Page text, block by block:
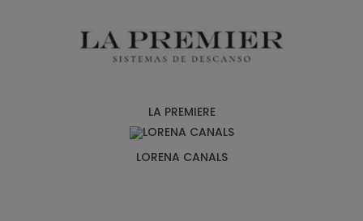
LA PREMIERE
LORENA CANALS